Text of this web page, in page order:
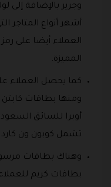
وجرير بالإضافة إلى
أشهر أنواع المتاجر
العملاء أيضا على
المميزة.
كما يحصل العملاء
ومنها بطاقات
أوبرا للسائق
تشمل كوبون ون كارد
وهناك بطاقات
بطاقات كريم